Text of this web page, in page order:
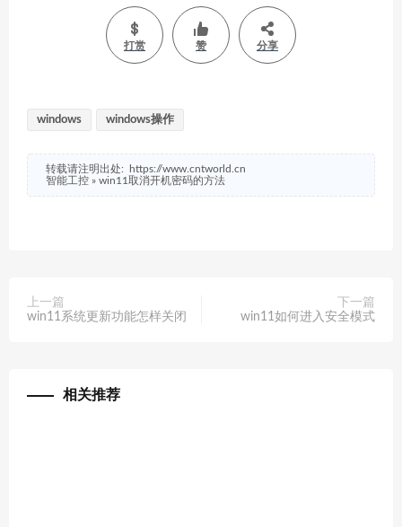
打赏 赞 分享
windows windows操作
转载请注明出处:
https://www.cntworld.cn
智能工控 » win11取消开机密码的方法
上一篇
win11系统更新功能怎样关闭
下一篇
win11如何进入安全模式
相关推荐